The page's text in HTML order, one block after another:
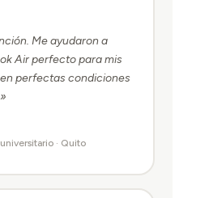
Me ayudaron a
Air perfecto para mis
perfectas condiciones
· Quito